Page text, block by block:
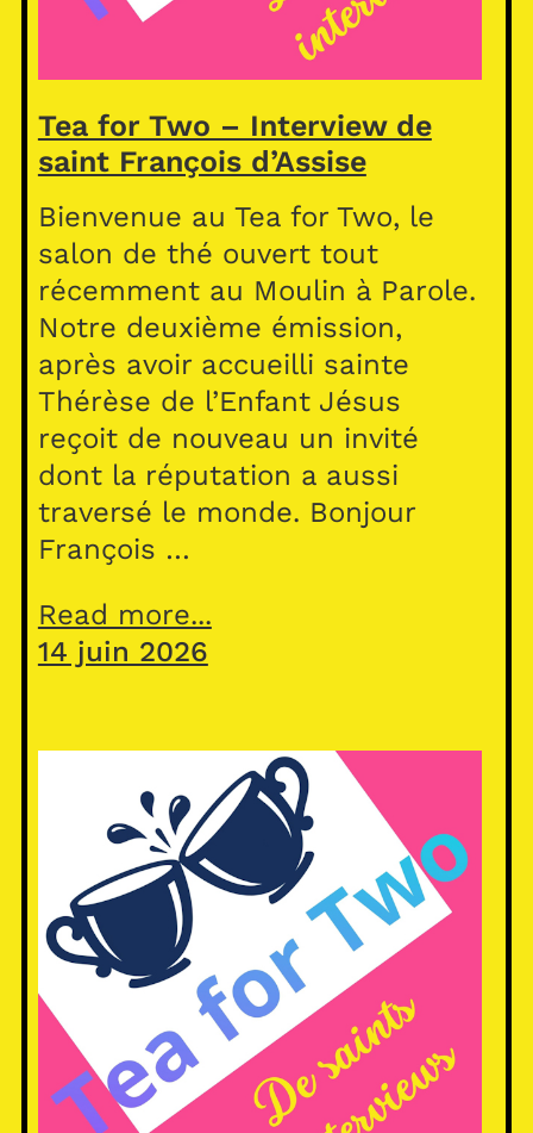
Tea for Two – Interview de
saint François d’Assise
Bienvenue au Tea for Two, le
salon de thé ouvert tout
récemment au Moulin à Parole.
Notre deuxième émission,
après avoir accueilli sainte
Thérèse de l’Enfant Jésus
reçoit de nouveau un invité
dont la réputation a aussi
traversé le monde. Bonjour
François …
Read more...
14 juin 2026